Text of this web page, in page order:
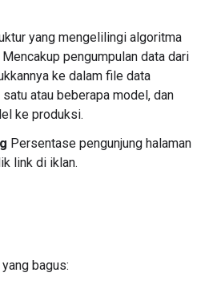
yang mengelilingi algoritma
pengumpulan data dari
ke dalam file data
atau beberapa model, dan
ke produksi.
Persentase pengunjung halaman
link di iklan.
bagus: